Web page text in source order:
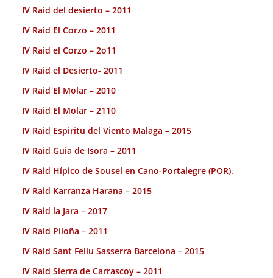
IV Raid del desierto – 2011
IV Raid El Corzo – 2011
IV Raid el Corzo – 2o11
IV Raid el Desierto- 2011
IV Raid El Molar – 2010
IV Raid El Molar – 2110
IV Raid Espiritu del Viento Malaga – 2015
IV Raid Guia de Isora – 2011
IV Raid Hípico de Sousel en Cano-Portalegre (POR).
IV Raid Karranza Harana – 2015
IV Raid la Jara – 2017
IV Raid Piloña – 2011
IV Raid Sant Feliu Sasserra Barcelona – 2015
IV Raid Sierra de Carrascoy – 2011